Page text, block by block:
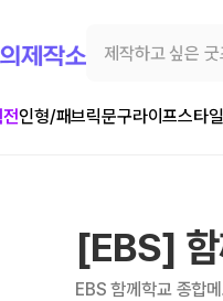
인형/패브릭문구라이프스타일
[EBS]
EBS 함께학교 종합